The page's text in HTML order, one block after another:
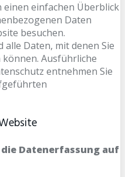
einfachen Überblick
Daten
besuchen.
Daten, mit denen Sie
Ausführliche
entnehmen Sie
Datenerfassung auf